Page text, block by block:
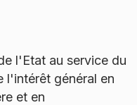
l'Etat au service du
l'intérêt général en
et en